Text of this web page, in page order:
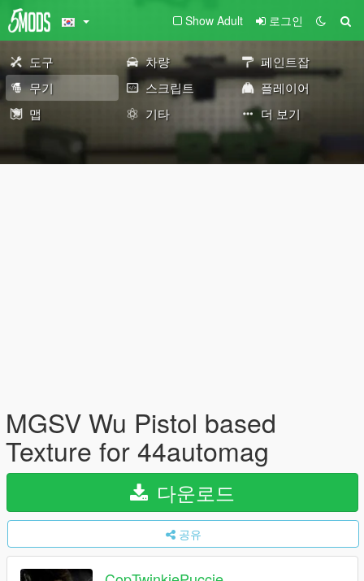
Show Adult 로그인
도구 차량
페인트잡
무기
스크립트
플레이어
맵
기타 더 보기
MGSV Wu Pistol based
Texture for 44automag
다운로드
공유